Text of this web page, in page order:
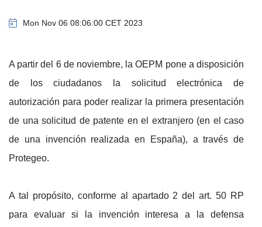
Mon Nov 06 08:06:00 CET 2023
A partir del 6 de noviembre, la OEPM pone a disposición
de los ciudadanos la solicitud electrónica de
autorización para poder realizar la primera presentación
de una solicitud de patente en el extranjero (en el caso
de una invención realizada en España), a través de
Protegeo.
A tal propósito, conforme al apartado 2 del art. 50 RP
para evaluar si la invención interesa a la defensa